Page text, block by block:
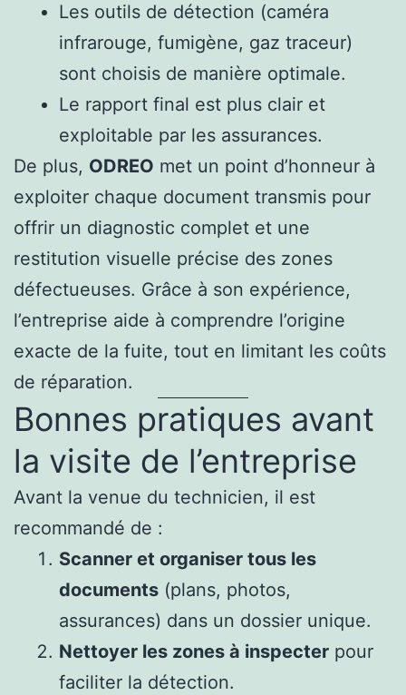
Les outils de détection (caméra
infrarouge, fumigène, gaz traceur)
sont choisis de manière optimale.
Le rapport final est plus clair et
exploitable par les assurances.
De plus, ODREO met un point d’honneur à
exploiter chaque document transmis pour
offrir un diagnostic complet et une
restitution visuelle précise des zones
défectueuses. Grâce à son expérience,
l’entreprise aide à comprendre l’origine
exacte de la fuite, tout en limitant les coûts
de réparation.
Bonnes pratiques avant
la visite de l’entreprise
Avant la venue du technicien, il est
recommandé de :
Scanner et organiser tous les
documents (plans, photos,
assurances) dans un dossier unique.
Nettoyer les zones à inspecter pour
faciliter la détection.